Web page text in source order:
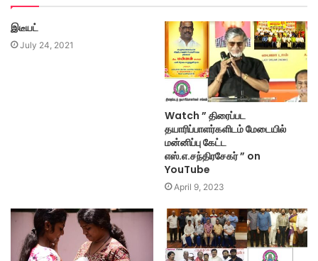
இடீயட்
July 24, 2021
Watch ” திரைப்பட
தயாரிப்பாளர்களிடம் மேடையில்
மன்னிப்பு கேட்ட
எஸ்.எ.சந்திரசேகர் ” on
YouTube
April 9, 2023